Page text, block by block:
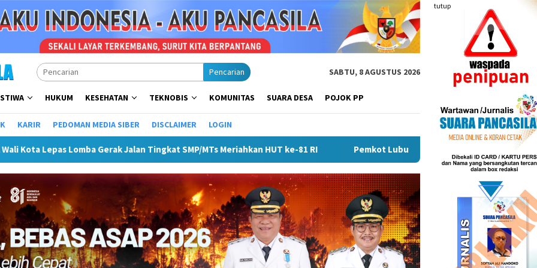
tutup
Pencarian SABTU, 8 AGUSTUS 2026
HUKUM KESEHATAN TEKNOBIS KOMUNITAS SUARA DESA POJOK PP
KARIR PEDOMAN MEDIA SIBER DISCLAIMER LOGIN
Jalan Tingkat SMP/MTs Meriahkan HUT ke-81 RI Pemkot Lubuk Linggau Sosialisasikan Tanda Tangan Elektronik